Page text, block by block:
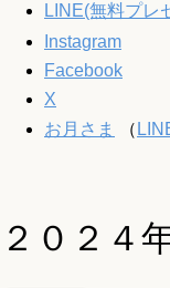
LINE(無料プレ
Instagram
Facebook
X
お月さま
（
２０２４